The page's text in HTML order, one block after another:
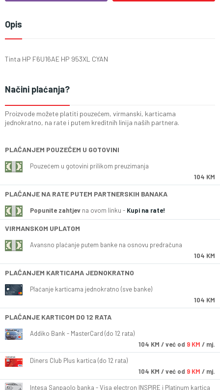
Opis
Tinta HP F6U16AE HP 953XL CYAN
Načini plaćanja?
Proizvode možete platiti pouzećem, virmanski, karticama
jednokratno, na rate i putem kreditnih linija naših partnera.
PLAĆANJEM POUZEĆEM U GOTOVINI
Pouzećem u gotovini prilikom preuzimanja
104 KM
PLAĆANJE NA RATE PUTEM PARTNERSKIH BANAKA
Popunite zahtjev na ovom linku - Kupi na rate!
VIRMANSKOM UPLATOM
Avansno plaćanje putem banke na osnovu predračuna
104 KM
PLAĆANJEM KARTICAMA JEDNOKRATNO
Plaćanje karticama jednokratno (sve banke)
104 KM
PLAĆANJE KARTICOM DO 12 RATA
Addiko Bank - MasterCard (do 12 rata)
104 KM / već od 9 KM / mj.
Diners Club Plus kartica (do 12 rata)
104 KM / već od 9 KM / mj.
Intesa Sanpaolo banka - Visa electron INSPIRE i Platinum kartica